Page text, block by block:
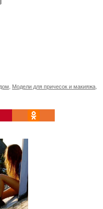
Модели для причесок и макияжа